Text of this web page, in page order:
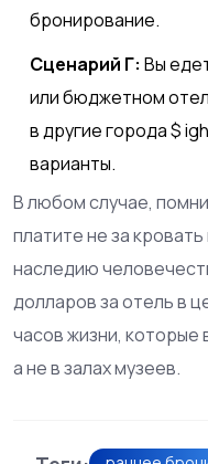
бронирование.
Сценарий Г: Вы
или бюджетном
в другие города $
варианты.
В любом случае,
платите не за
наследию
долларов за отель в
часов жизни, которые
а не в залах музеев.